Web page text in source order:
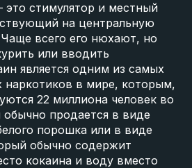
это стимулятор и местный
на центральную
всего его нюхают, но
или вводить
является одним из самых
наркотиков в мире, которым,
22 миллиона человек во
продается в виде
порошка или в виде
обычно содержит
кокаина и воду вместо